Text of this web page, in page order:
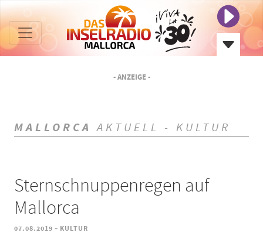
- ANZEIGE -
MALLORCA AKTUELL - KULTUR
Sternschnuppenregen auf
Mallorca
07.08.2019 - KULTUR